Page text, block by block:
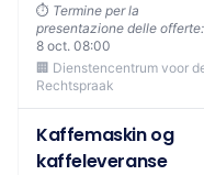
⏱️ Termine per la
presentazione delle offerte:
8 oct. 08:00
🏢 Dienstencentrum voor
Rechtspraak
Kaffemaskin og
kaffeleveranse